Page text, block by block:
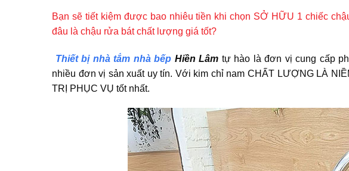
Bạn sẽ tiết kiệm được bao nhiêu tiền khi chọn SỞ HỮU 1 chiếc
đâu là chậu rửa bát chất lượng giá tốt?
Thiết bị nhà tắm nhà bếp Hiền Lâm tự hào là đơn vị cung cấp
nhiều đơn vị sản xuất uy tín. Với kim chỉ nam CHẤT LƯỢNG LÀ
TRỊ PHỤC VỤ tốt nhất.